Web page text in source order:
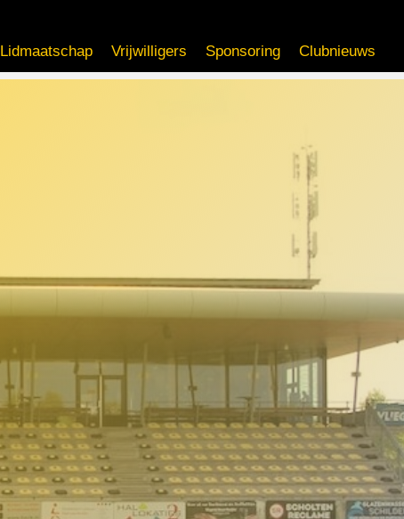
Lidmaatschap Vrijwilligers Sponsoring Clubnieuws